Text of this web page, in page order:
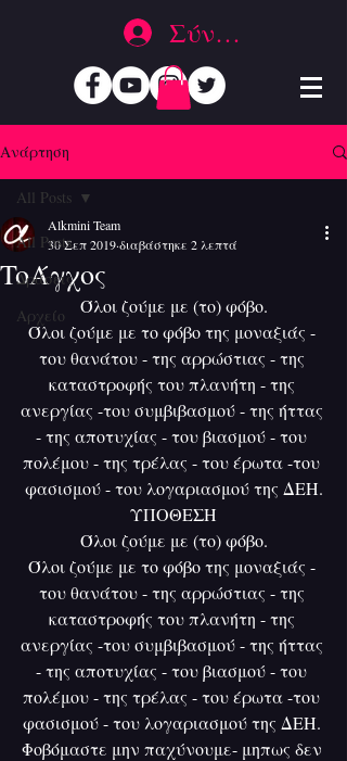
Σύνδεση
Ανάρτηση
All Posts
Δράσεις
Αρχείο
All Posts
ToΆγχος
Alkmini Team
30 Σεπ 2019διαβάστηκε 2 λεπτά
Όλοι ζούμε με (το) φόβο.
Όλοι ζούμε με το φόβο της μοναξιάς -
του θανάτου - της αρρώστιας - της
καταστροφής του πλανήτη - της
ανεργίας -του συμβιβασμού - της ήττας
- της αποτυχίας - του βιασμού - του
πολέμου - της τρέλας - του έρωτα -του
φασισμού - του λογαριασμού της ΔΕΗ.
ΥΠΟΘΕΣΗ
Όλοι ζούμε με (το) φόβο.
Όλοι ζούμε με το φόβο της μοναξιάς -
του θανάτου - της αρρώστιας - της
καταστροφής του πλανήτη - της
ανεργίας -του συμβιβασμού - της ήττας
- της αποτυχίας - του βιασμού - του
πολέμου - της τρέλας - του έρωτα -του
φασισμού - του λογαριασμού της ΔΕΗ.
Φοβόμαστε μην παχύνουμε- μηπως δεν